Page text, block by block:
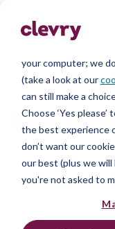
We know right?
so we’ll make this
your computer; we
(take a look at our
can still make a
Choose ‘Yes
the best experience
don’t want our
our best (plus we
you're not asked to
Tunnetko